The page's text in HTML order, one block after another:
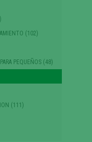
(102)
PEQUEÑOS (48)
(111)